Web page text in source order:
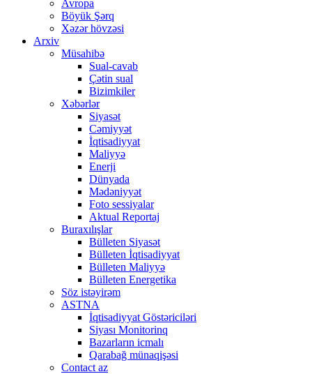
Avropa
Böyük Şərq
Xəzər hövzəsi
Arxiv
Müsahibə
Sual-cavab
Çətin sual
Bizimkiler
Xəbərlər
Siyasət
Cəmiyyət
İqtisadiyyat
Maliyyə
Enerji
Dünyada
Mədəniyyət
Foto sessiyalar
Aktual Reportaj
Buraxılışlar
Bülleten Siyasət
Bülleten İqtisadiyyat
Bülleten Maliyyə
Bülleten Energetika
Söz istəyirəm
ASTNA
İqtisadiyyat Göstəriciləri
Siyası Monitorinq
Bazarların icmalı
Qarabağ münaqişəsi
Contact az